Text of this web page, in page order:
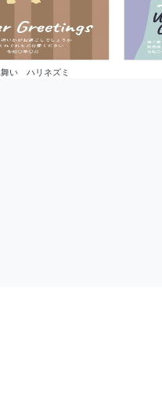
い ハリネズミ